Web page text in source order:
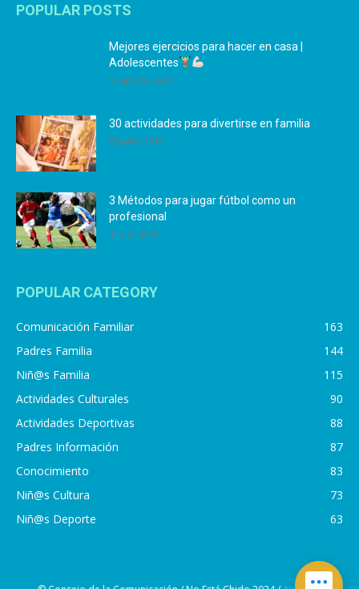
POPULAR POSTS
Mejores ejercicios para hacer en casa |
Adolescentes
12 agosto, 2024
30 actividades para divertirse en familia
25 julio, 2019
3 Métodos para jugar fútbol como un
profesional
4 julio, 2019
POPULAR CATEGORY
Comunicación Familiar
163
Padres Familia
144
Niñ@s Familia
115
Actividades Culturales
90
Actividades Deportivas
88
Padres Información
87
Conocimiento
83
Niñ@s Cultura
73
Niñ@s Deporte
63